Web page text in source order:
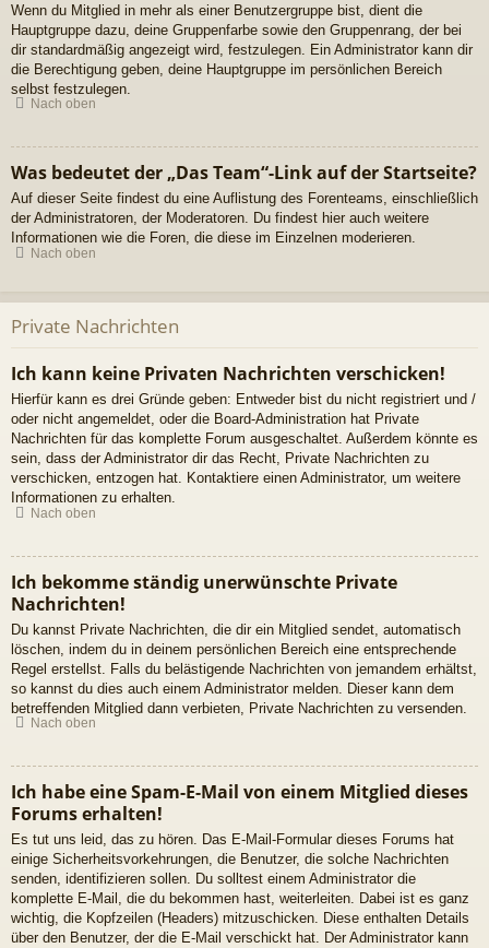
Wenn du Mitglied in mehr als einer Benutzergruppe bist, dient die
Hauptgruppe dazu, deine Gruppenfarbe sowie den Gruppenrang, der bei
dir standardmäßig angezeigt wird, festzulegen. Ein Administrator kann dir
die Berechtigung geben, deine Hauptgruppe im persönlichen Bereich
selbst festzulegen.
Nach oben
Was bedeutet der „Das Team“-Link auf der Startseite?
Auf dieser Seite findest du eine Auflistung des Forenteams, einschließlich
der Administratoren, der Moderatoren. Du findest hier auch weitere
Informationen wie die Foren, die diese im Einzelnen moderieren.
Nach oben
Private Nachrichten
Ich kann keine Privaten Nachrichten verschicken!
Hierfür kann es drei Gründe geben: Entweder bist du nicht registriert und /
oder nicht angemeldet, oder die Board-Administration hat Private
Nachrichten für das komplette Forum ausgeschaltet. Außerdem könnte es
sein, dass der Administrator dir das Recht, Private Nachrichten zu
verschicken, entzogen hat. Kontaktiere einen Administrator, um weitere
Informationen zu erhalten.
Nach oben
Ich bekomme ständig unerwünschte Private
Nachrichten!
Du kannst Private Nachrichten, die dir ein Mitglied sendet, automatisch
löschen, indem du in deinem persönlichen Bereich eine entsprechende
Regel erstellst. Falls du belästigende Nachrichten von jemandem erhältst,
so kannst du dies auch einem Administrator melden. Dieser kann dem
betreffenden Mitglied dann verbieten, Private Nachrichten zu versenden.
Nach oben
Ich habe eine Spam-E-Mail von einem Mitglied dieses
Forums erhalten!
Es tut uns leid, das zu hören. Das E-Mail-Formular dieses Forums hat
einige Sicherheitsvorkehrungen, die Benutzer, die solche Nachrichten
senden, identifizieren sollen. Du solltest einem Administrator die
komplette E-Mail, die du bekommen hast, weiterleiten. Dabei ist es ganz
wichtig, die Kopfzeilen (Headers) mitzuschicken. Diese enthalten Details
über den Benutzer, der die E-Mail verschickt hat. Der Administrator kann